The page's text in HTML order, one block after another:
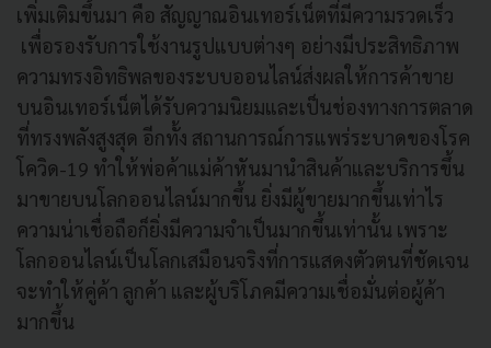
เพิ่มเติมขึ้นมา คือ สัญญาณอินเทอร์เน็ตที่มีความรวดเร็ว
เพื่อรองรับการใช้งานรูปแบบต่างๆ อย่างมีประสิทธิภาพ
ความทรงอิทธิพลของระบบออนไลน์ส่งผลให้การค้าขาย
บนอินเทอร์เน็ตได้รับความนิยมและเป็นช่องทางการตลาด
ที่ทรงพลังสูงสุด อีกทั้ง สถานการณ์การแพร่ระบาดของโรค
โควิด-19 ทำให้พ่อค้าแม่ค้าหันมานำสินค้าและบริการขึ้น
มาขายบนโลกออนไลน์มากขึ้น ยิ่งมีผู้ขายมากขึ้นเท่าไร
ความน่าเชื่อถือก็ยิ่งมีความจำเป็นมากขึ้นเท่านั้น เพราะ
โลกออนไลน์เป็นโลกเสมือนจริงที่การแสดงตัวตนที่ชัดเจน
จะทำให้คู่ค้า ลูกค้า และผู้บริโภคมีความเชื่อมั่นต่อผู้ค้า
มากขึ้น